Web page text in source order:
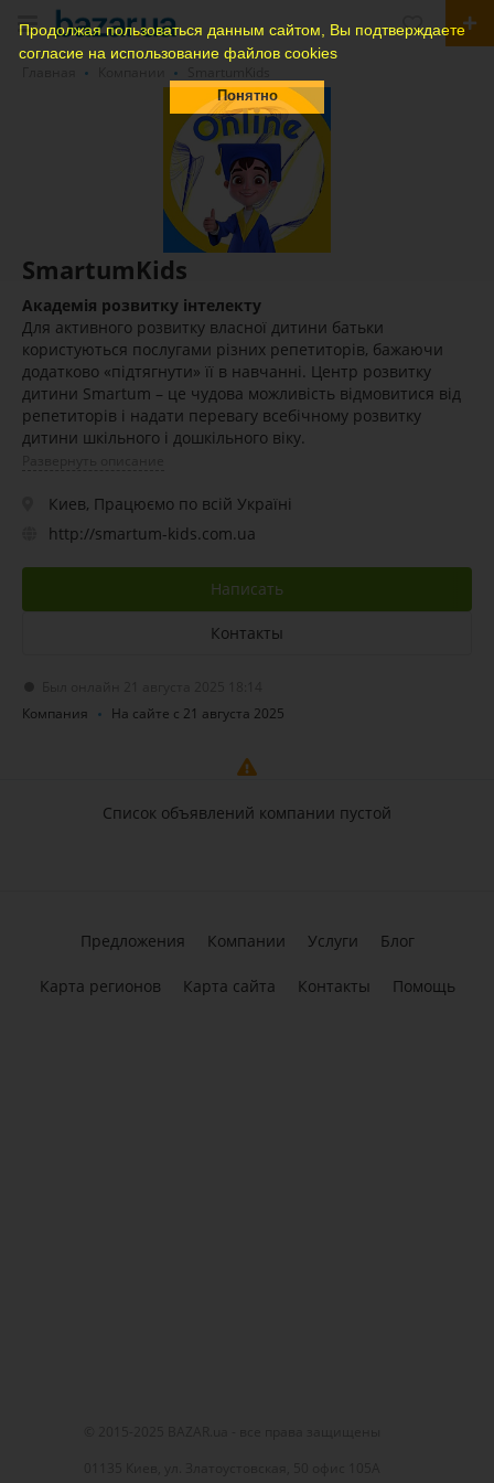
Продолжая пользоваться данным сайтом, Вы подтверждаете
согласие на использование файлов cookies
Понятно
SmartumKids
Академія розвитку інтелекту
Для активного розвитку власної дитини батьки
користуються послугами різних репетиторів, бажаючи
додатково «підтягнути» її в навчанні. Центр розвитку
дитини Smartum – це чудова можливість відмовитися від
репетиторів і надати перевагу всебічному розвитку
дитини шкільного і дошкільного віку.
Киев, Працюємо по всій Україні
http://smartum-kids.com.ua
Написать
Контакты
Компания
На сайте с 21 августа 2025
Список объявлений компании пустой
Предложения Компании Услуги Блог
Карта регионов Карта сайта Контакты Помощь